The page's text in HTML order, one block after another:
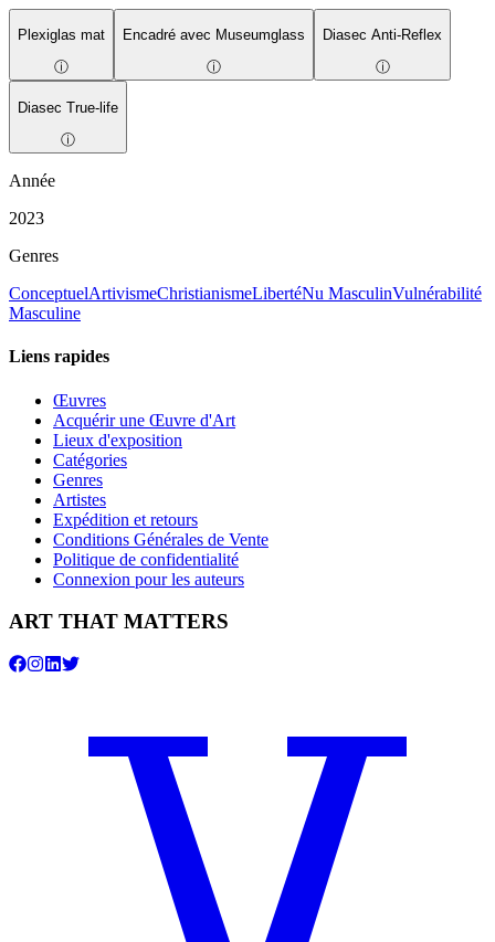
Plexiglas mat
ⓘ
Encadré avec Museumglass
ⓘ
Diasec Anti-Reflex
ⓘ
Diasec True-life
ⓘ
Année
2023
Genres
ConceptuelArtivismeChristianismeLibertéNu MasculinVulnérabilité
Masculine
Liens rapides
Œuvres
Acquérir une Œuvre d'Art
Lieux d'exposition
Catégories
Genres
Artistes
Expédition et retours
Conditions Générales de Vente
Politique de confidentialité
Connexion pour les auteurs
ART THAT MATTERS